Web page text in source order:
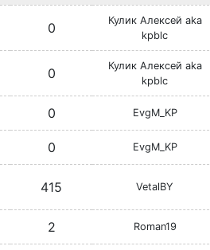
0
Кулик Алексей aka
kpblc
0
Кулик Алексей aka
kpblc
0 EvgM_KP
0 EvgM_KP
415 VetalBY
2 Roman19